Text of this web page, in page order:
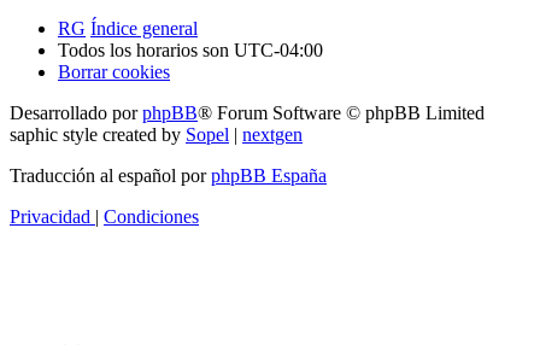
RG Índice general
Todos los horarios son UTC-04:00
Borrar cookies
Desarrollado porphpBB® Forum Software © phpBB Limited
saphic style created by Sopel | nextgen
Traducción al español porphpBB España
Privacidad | Condiciones